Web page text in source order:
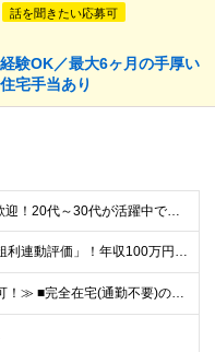
話を聞きたい応募可
験OK／最大6ヶ月の手厚い
宅手当あり
≪未経験/第2新卒歓迎！20代～30代が活躍中です≫ インフラエンジニアを本気で目指したい方／これまでの経験・スキルは一切不問です ◆学歴不問 ≪1つでも当てはまる方はぜひご応募ください！≫ ■自
≪ガラス張りの「粗利連動評価」！年収100万円アップの実績あり≫ ■想定年収400万円～1200万円 月給30万円～100万円＋粗利インセンティブ ※経験・スキル・前給を考慮の上、上記に限らず柔軟に
≪リモートワーク可！≫ ■完全在宅(通勤不要)の場合…地方に在住したままフルリモートでの勤務も可能です ■出社の場合…本社または首都圏の各プロジェクト先 ★転居をともなう転勤はありません ★受託案件